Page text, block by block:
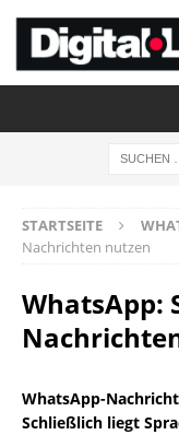
STARTSEITE
Nachrichten nutzen
WhatsApp:
WhatsApp-
Schließlich liegt